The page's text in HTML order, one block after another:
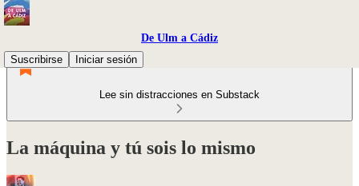
De Ulm a Cádiz
Suscribirse
Iniciar sesión
Lee sin distracciones en Substack
La máquina y tú sois lo mismo